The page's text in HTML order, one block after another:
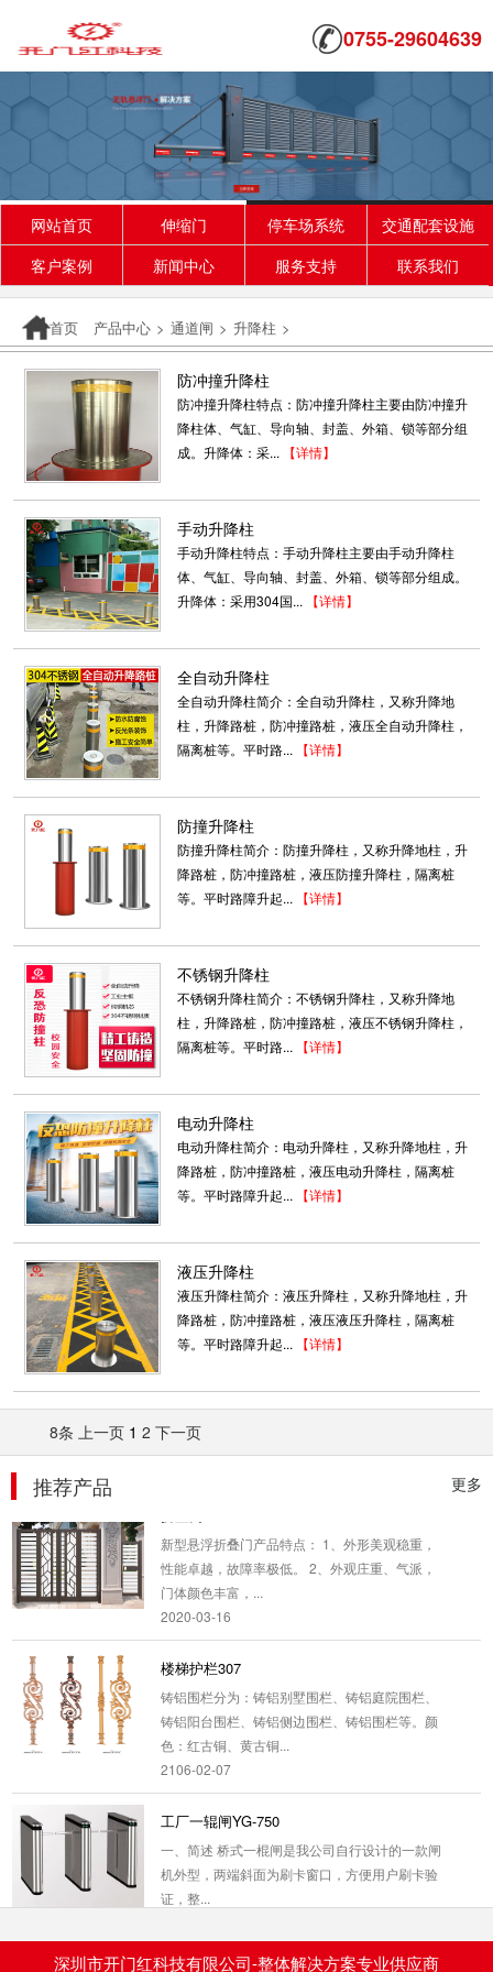
0755-29604639
网站首页 伸缩门 停车场系统
交通配套设施
客户案例
新闻中心 服务支持 联系我们
首页 产品中心 > 通道闸 > 升降柱 >
防冲撞升降柱
防冲撞升降柱特点：防冲撞升降柱主要由防冲撞升
降柱体、气缸、导向轴、封盖、外箱、锁等部分组
成。升降体：采... 【详情】
手动升降柱
手动升降柱特点：手动升降柱主要由手动升降柱
体、气缸、导向轴、封盖、外箱、锁等部分组成。
升降体：采用304国... 【详情】
全自动升降柱
全自动升降柱简介：全自动升降柱，又称升降地
柱，升降路桩，防冲撞路桩，液压全自动升降柱，
隔离桩等。平时路... 【详情】
防撞升降柱
防撞升降柱简介：防撞升降柱，又称升降地柱，升
降路桩，防冲撞路桩，液压防撞升降柱，隔离桩
等。平时路障升起... 【详情】
不锈钢升降柱
不锈钢升降柱简介：不锈钢升降柱，又称升降地
柱，升降路桩，防冲撞路桩，液压不锈钢升降柱，
隔离桩等。平时路... 【详情】
电动升降柱
电动升降柱简介：电动升降柱，又称升降地柱，升
降路桩，防冲撞路桩，液压电动升降柱，隔离桩
等。平时路障升起... 【详情】
液压升降柱
液压升降柱简介：液压升降柱，又称升降地柱，升
降路桩，防冲撞路桩，液压液压升降柱，隔离桩
等。平时路障升起... 【详情】
8条 上一页 1 2 下一页
更多
推荐产品
A8 车牌识别系统
CMOS图...
2021-04-13
电动伸缩门M-304
200mmx80mmx1.4mm； 中柱：
150mmx25mmx1.3m 交叉杆：33m...
2020-03-14
新型悬浮折叠门产品特点： 1、外形美观稳重，
性能卓越，故障率极低。 2、外观庄重、气派，
门体颜色丰富，...
2020-03-16
楼梯护栏307
铸铝围栏分为：铸铝别墅围栏、铸铝庭院围栏、
铸铝阳台围栏、铸铝侧边围栏、铸铝围栏等。颜
色：红古铜、黄古铜...
2106-02-07
工厂一辊闸YG-750
一、简述 桥式一棍闸是我公司自行设计的一款闸
机外型，两端斜面为刷卡窗口，方便用户刷卡验
证，整...
门禁平移闸P-526
深圳市开门红科技有限公司-整体解决方案专业供应商